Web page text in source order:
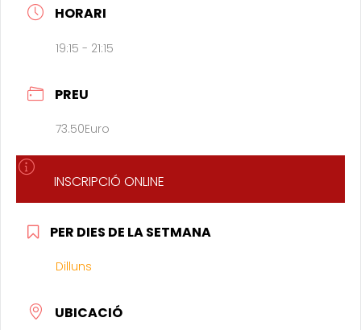
HORARI
19:15 - 21:15
PREU
73.50Euro
INSCRIPCIÓ ONLINE
PER DIES DE LA SETMANA
Dilluns
UBICACIÓ